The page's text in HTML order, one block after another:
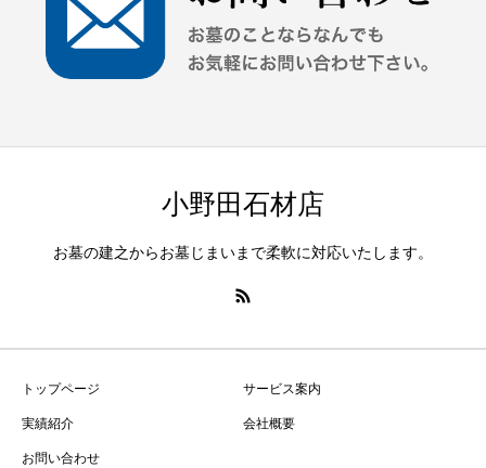
小野田石材店
お墓の建之からお墓じまいまで柔軟に対応いたします。
トップページ
サービス案内
実績紹介
会社概要
お問い合わせ